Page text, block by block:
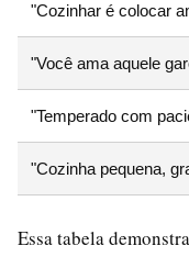
"Cozinhar é colocar
"Você ama aquele
"Temperado com
"Cozinha pequena,
Essa tabela